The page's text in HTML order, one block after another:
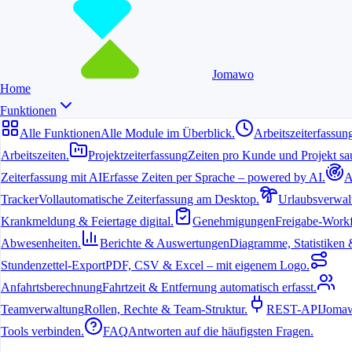
Jomawo
Home
Funktionen
Alle FunktionenAlle Module im Überblick.
Arbeitszeiten.
ProjektzeiterfassungZeiten pro Kunde und Projekt
Zeiterfassung mit AIErfasse Zeiten per Sprache – powered by AI.
TrackerVollautomatische Zeiterfassung am Desktop.
Krankmeldung & Feiertage digital.
GenehmigungenFreigabe-
Abwesenheiten.
Berichte & AuswertungenDiagramme, Statistiken
Stundenzettel-ExportPDF, CSV & Excel – mit eigenem Logo.
AnfahrtsberechnungFahrtzeit & Entfernung automatisch erfasst.
TeamverwaltungRollen, Rechte & Team-Struktur. REST-API
Tools verbinden.
FAQAntworten auf die häufigsten Fragen.
6. Juli 2026
Einekostenlose Zeiterfassung Appist für viele Freelancer,
Agenturen und kleine Teams unverzichtbar geworden. Sie
ermöglicht es, Arbeitszeiten mobil und ohne großen Aufwand zu
dokumentieren.
Warum lohnt sich eine kostenlose
Zeiterfassung App?